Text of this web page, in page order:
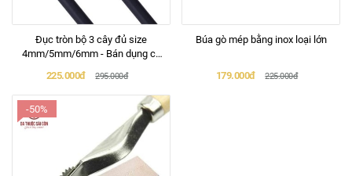
Đục tròn bộ 3 cây đủ size
4mm/5mm/6mm - Bán dụng cụ
225.000đ 295.000đ
Búa gò mép bằng inox loại lớn
179.000đ 225.000đ
-50%